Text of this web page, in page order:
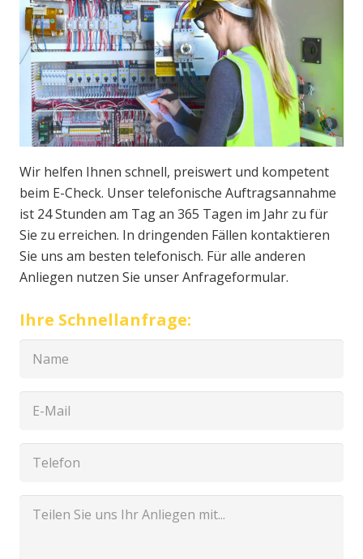
Wir helfen Ihnen schnell, preiswert und kompetent
beim E-Check. Unser telefonische Auftragsannahme
ist 24 Stunden am Tag an 365 Tagen im Jahr zu für
Sie zu erreichen. In dringenden Fällen kontaktieren
Sie uns am besten telefonisch. Für alle anderen
Anliegen nutzen Sie unser Anfrageformular.
Ihre Schnellanfrage: